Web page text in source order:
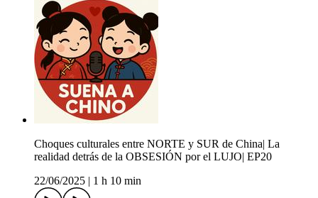
Choques culturales entre NORTE y SUR de China| La
realidad detrás de la OBSESIÓN por el LUJO| EP20
22/06/2025
1 h 10 min